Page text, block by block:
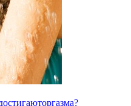
оргазма?